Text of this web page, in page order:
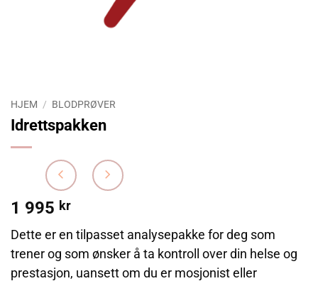
HJEM / BLODPRØVER
Idrettspakken
1 995 kr
Dette er en tilpasset analysepakke for deg som
trener og som ønsker å ta kontroll over din helse og
prestasjon, uansett om du er mosjonist eller